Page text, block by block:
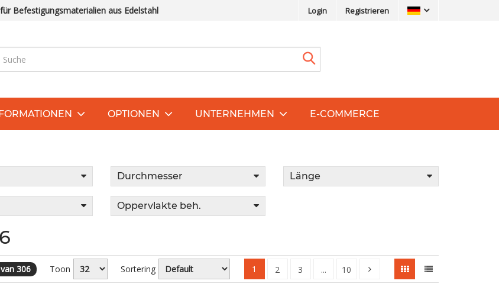
Befestigungsmaterialien aus Edelstahl Login Registrieren
OPTIONEN UNTERNEHMEN E-COMMERCE
Durchmesser Länge
Oppervlakte beh.
306 Toon Sortering 1 2 3 ... 10